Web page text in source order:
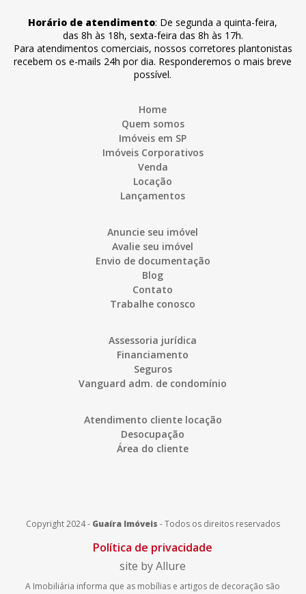
Horário de atendimento: De segunda a quinta-feira,
das 8h às 18h, sexta-feira das 8h às 17h.
Para atendimentos comerciais, nossos corretores plantonistas
recebem os e-mails 24h por dia. Responderemos o mais breve
possível.
Home
Quem somos
Imóveis em SP
Imóveis Corporativos
Venda
Locação
Lançamentos
Anuncie seu imóvel
Avalie seu imóvel
Envio de documentação
Blog
Contato
Trabalhe conosco
Assessoria jurídica
Financiamento
Seguros
Vanguard adm. de condomínio
Atendimento cliente locação
Desocupação
Área do cliente
Copyright 2024 - Guaíra Imóveis -Todos os direitos reservados
Política de privacidade
site by Allure
A Imobiliária informa que as mobílias e artigos de decoração são